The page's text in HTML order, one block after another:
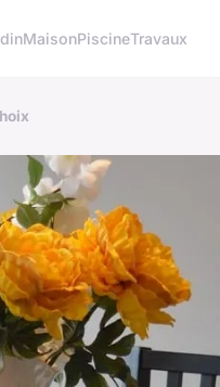
MaisonPiscineTravaux